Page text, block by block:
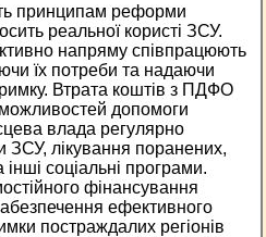
принципам реформи
реальної користі ЗСУ.
напряму співпрацюють
їх потреби та надаючи
Втрата коштів з ПДФО
допомоги
влада регулярно
ЗСУ, лікування поранених,
інші соціальні програми.
фінансування
ефективного
постраждалих регіонів